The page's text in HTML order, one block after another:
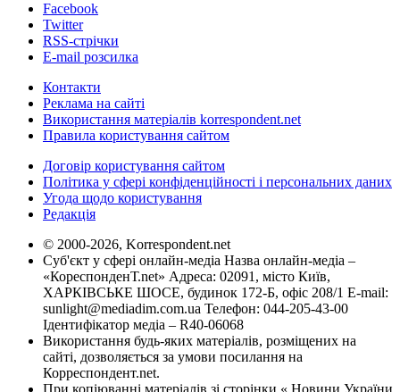
Facebook
Twitter
RSS-стрічки
E-mail розсилка
Контакти
Реклама на сайті
Використання матеріалів korrespondent.net
Правила користування сайтом
Договір користування сайтом
Політика у сфері конфіденційності і персональних даних
Угода щодо користування
Редакція
© 2000-2026, Korrespondent.net
Суб'єкт у сфері онлайн-медіа Назва онлайн-медіа –
«КореспонденТ.net» Адреса: 02091, місто Київ,
ХАРКІВСЬКЕ ШОСЕ, будинок 172-Б, офіс 208/1 E-mail:
sunlight@mediadim.com.ua Телефон: 044-205-43-00
Ідентифікатор медіа – R40-06068
Використання будь-яких матеріалів, розміщених на
сайті, дозволяється за умови посилання на
Корреспондент.net.